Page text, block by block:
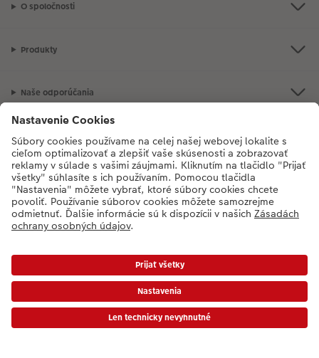
O spoločnosti
Produkty
Naše odporúčania
Ak máte akékoľvek otázky týkajúce sa produktov alebo objednávok,
neváhajte a zavolajte nám:02/6820 4415[Po - Pia: 8:30 - 17:00 h]
* Ceny sú vrátane DPH a bez poplatku za doručenie podľa platného cenníka.
VOP| Ochrana osobných údajov